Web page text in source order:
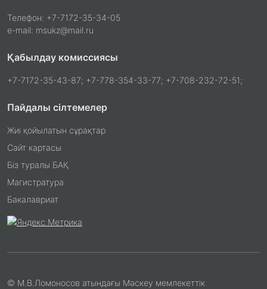
Телефон: +7-7172-35-34-05
e-mail: msukz@mail.ru
Қабылдау комиссиясы
+7-7172-35-43-87; +7-778-354-33-77; +7-708-232-72-51;
Пайдалы сілтемелер
Жиі қойылатын сұрақтар
Сайт картасы
Біз туралы БАҚ
Магистратура
Бакалавриат
© М.В.Ломоносов атындағы Мәскеу мемлекеттік